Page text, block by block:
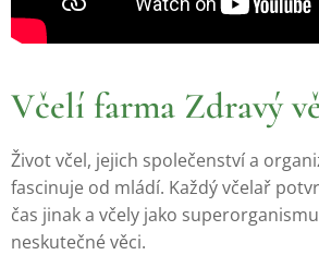
Včelí farma Zdravý
Život včel, jejich společenství a
fascinuje od mládí. Každý včelař
čas jinak a včely jako
neskutečné věci.